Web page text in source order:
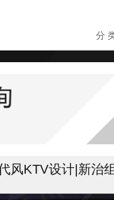
分
风KTV设计|新治